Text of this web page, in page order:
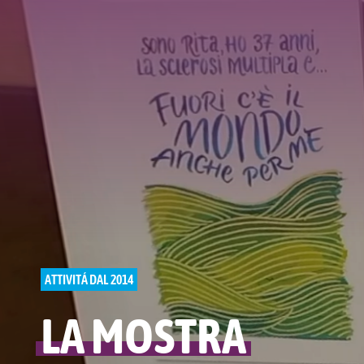
ATTIVITÁ DAL 2014
LA MOSTRA